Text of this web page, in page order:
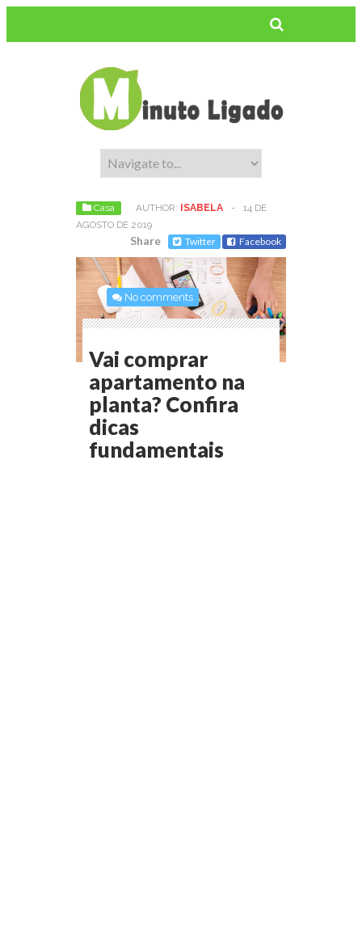
Casa AUTHOR: ISABELA -
14 DE
AGOSTO DE 2019
Share Twitter Facebook
No comments
Vai comprar
apartamento na
planta? Confira
dicas
fundamentais